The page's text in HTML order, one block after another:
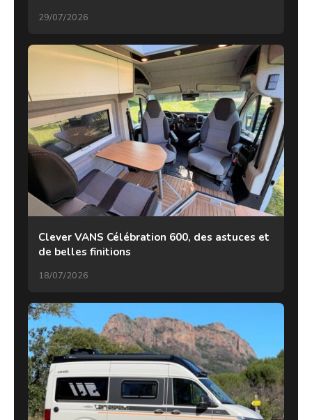
29/07/2026
Clever VANS Célébration 600, des astuces et
de belles finitions
18/07/2026